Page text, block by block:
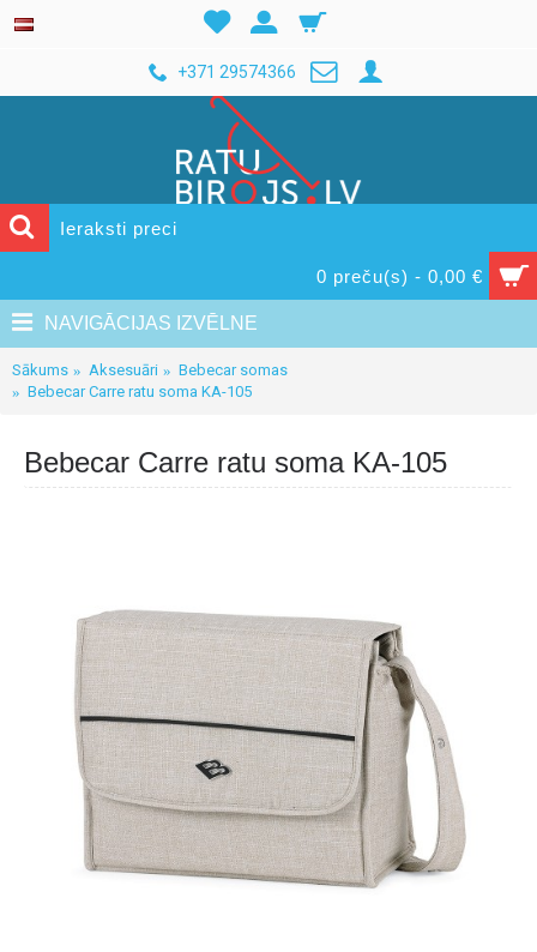
+371 29574366
0 preču(s) - 0,00 €
NAVIGĀCIJAS IZVĒLNE
Sākums Aksesuāri
Bebecar somas
Bebecar Carre ratu soma KA-105
Bebecar Carre ratu soma KA-105